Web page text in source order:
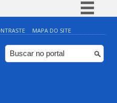
Simplifique!
Comunica BR
Participe
MAPA DO SITE